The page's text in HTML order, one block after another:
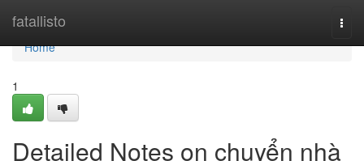
fatallisto
Home
Home
1
Detailed Notes on chuyển nhà